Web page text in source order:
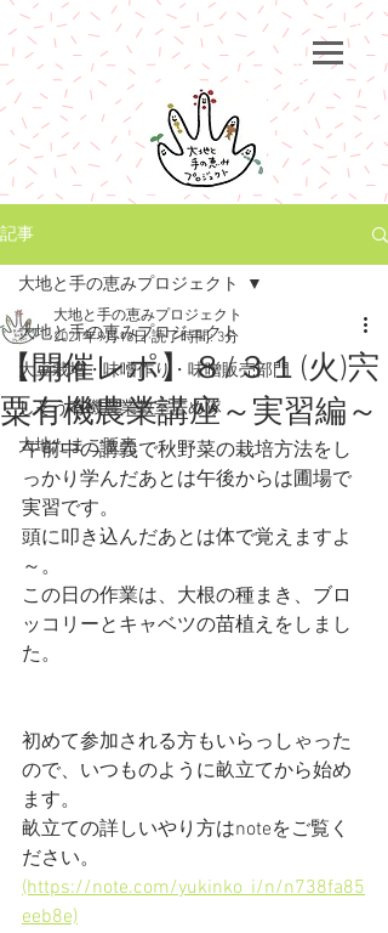
記事
大地と手の恵みプロジェクト
大豆栽培・味噌作り・味噌販売部門
しそう有機農業教室広め隊
大地たまご販売
大地と手の恵みプロジェクト
【開催レポ】８/３１(火)宍
粟有機農業講座～実習編～
大地と手の恵みプロジェクト
2021年9月16日 読了時間: 3分
午前中の講義で秋野菜の栽培方法をし
っかり学んだあとは午後からは圃場で
実習です。
頭に叩き込んだあとは体で覚えますよ
～。
この日の作業は、大根の種まき、ブロ
ッコリーとキャベツの苗植えをしまし
た。
初めて参加される方もいらっしゃった
ので、いつものように畝立てから始め
ます。
畝立ての詳しいやり方はnoteをご覧く
ださい。
(https://note.com/yukinko_i/n/n738fa85
eeb8e)